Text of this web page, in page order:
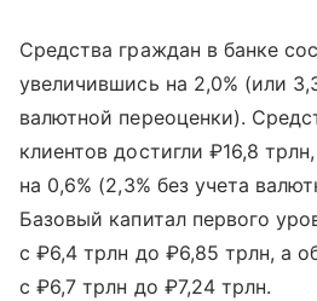
Средства граждан в банке
увеличившись на 2,0% (или
валютной переоценки).
клиентов достигли ₽16,8
на 0,6% (2,3% без учета
Базовый капитал первого
с ₽6,4 трлн до ₽6,85 трлн, а
с ₽6,7 трлн до ₽7,24 трлн.